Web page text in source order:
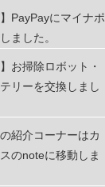
】PayPayにマイナポ
ました。
お掃除ロボット・
リーを交換しまし
紹介コーナーはカ
のnoteに移動しま